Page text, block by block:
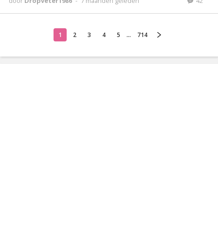
1 2 3 4 5 ... 714